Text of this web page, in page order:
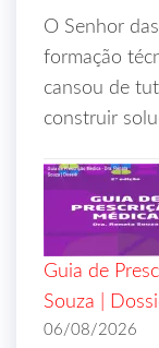
O Senhor
formação
cansou de
construir
Guia de
Souza |
06/08/2026